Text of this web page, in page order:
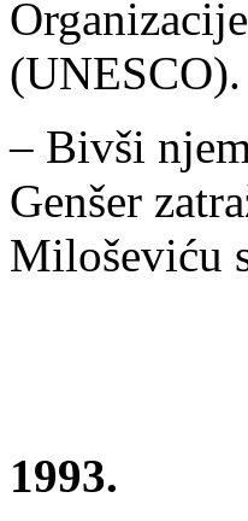
(UNESCO).
– Bivši
Genšer
Miloševiću
1993.